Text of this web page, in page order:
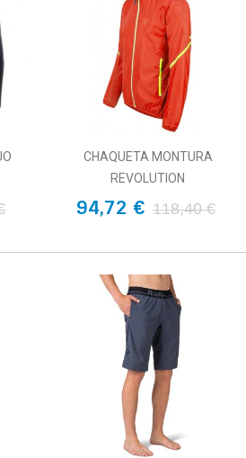
CHAQUETA MONTURA
REVOLUTION
94,72 € 118,40 €